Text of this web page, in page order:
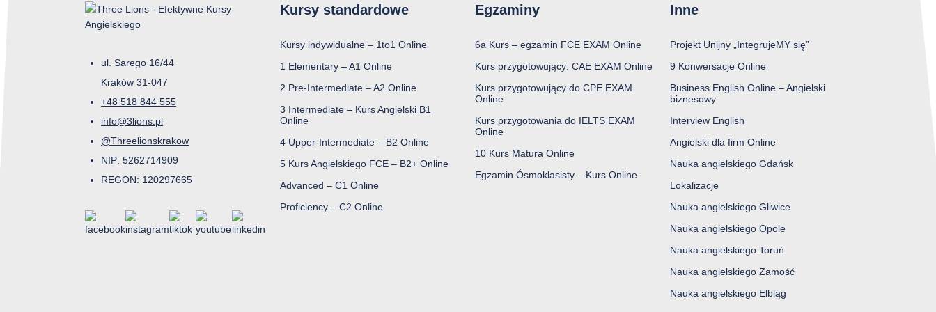
ul. Sarego 16/44
Kraków 31-047
+48 518 844 555
info@3lions.pl
@Threelionskrakow
NIP: 5262714909
REGON: 120297665
Kursy standardowe
Kursy indywidualne – 1to1 Online
1 Elementary – A1 Online
2 Pre-Intermediate – A2 Online
3 Intermediate – Kurs Angielski B1
Online
4 Upper-Intermediate – B2 Online
5 Kurs Angielskiego FCE – B2+ Online
Advanced – C1 Online
Proficiency – C2 Online
Egzaminy
6a Kurs – egzamin FCE EXAM Online
Kurs przygotowujący: CAE EXAM Online
Kurs przygotowujący do CPE EXAM
Online
Kurs przygotowania do IELTS EXAM
Online
10 Kurs Matura Online
Egzamin Ósmoklasisty – Kurs Online
Inne
Projekt Unijny „IntegrujeMY się”
9 Konwersacje Online
Business English Online – Angielski
biznesowy
Interview English
Angielski dla firm Online
Nauka angielskiego Gdańsk
Lokalizacje
Nauka angielskiego Gliwice
Nauka angielskiego Opole
Nauka angielskiego Toruń
Nauka angielskiego Zamość
Nauka angielskiego Elbląg